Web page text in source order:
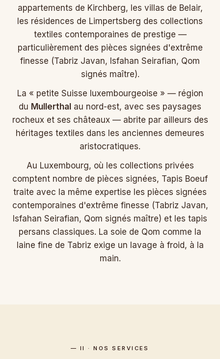
appartements de Kirchberg, les villas de Belair,
les résidences de Limpertsberg des collections
textiles contemporaines de prestige —
particulièrement des pièces signées d'extrême
finesse (Tabriz Javan, Isfahan Seirafian, Qom
signés maître).
La « petite Suisse luxembourgeoise » — région
du Mullerthal au nord-est, avec ses paysages
rocheux et ses châteaux — abrite par ailleurs des
héritages textiles dans les anciennes demeures
aristocratiques.
Au Luxembourg, où les collections privées
comptent nombre de pièces signées, Tapis Boeuf
traite avec la même expertise les pièces signées
contemporaines d'extrême finesse (Tabriz Javan,
Isfahan Seirafian, Qom signés maître) et les tapis
persans classiques. La soie de Qom comme la
laine fine de Tabriz exige un lavage à froid, à la
main.
— II · NOS SERVICES